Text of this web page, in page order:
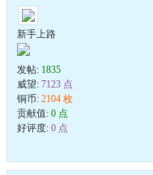
新手上路
发帖: 1835
威望: 7123 点
铜币: 2104 枚
贡献值: 0 点
好评度: 0 点